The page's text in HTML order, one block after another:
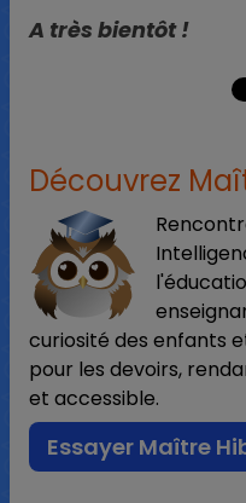
A très bientôt !
Découvrez
curiosité des enfants
pour les devoirs,
et accessible.
Essayer Maître